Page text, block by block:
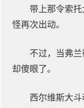
带上那令索
怪再次出动。
不过，当弗
却傻眼了。
西尔维斯大